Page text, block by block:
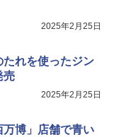
オーブン ヘルシオ
能
2025年2月25日
たれを使ったジン
売
2025年2月25日
万博」店舗で青い